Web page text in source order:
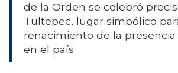
de la Orden se celebró
Tultepec, lugar simbólico
renacimiento de la
en el país.